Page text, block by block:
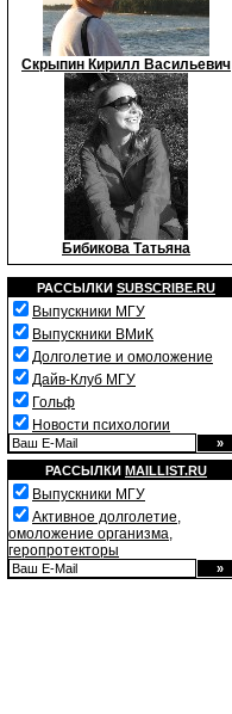
Скрыпин Кирилл Васильевич
Бибикова Татьяна
РАССЫЛКИ SUBSCRIBE.RU
Выпускники МГУ
Выпускники ВМиК
Долголетие и омоложение
Дайв-Клуб МГУ
Гольф
Новости психологии
РАССЫЛКИ MAILLIST.RU
Выпускники МГУ
Активное долголетие,
омоложение организма,
геропротекторы